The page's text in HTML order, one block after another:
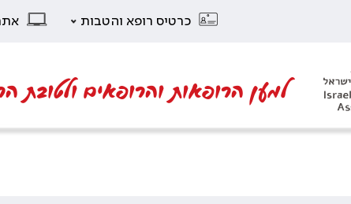
כרטיס רופא והטבות
למען הרופאות והרופאים ולטובת